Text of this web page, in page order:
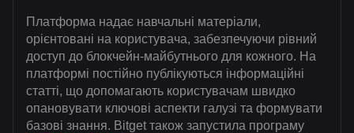
Платформа надає навчальні матеріали,
орієнтовані на користувача, забезпечуючи рівний
доступ до блокчейн-майбутнього для кожного. На
платформі постійно публікуються інформаційні
статті, що допомагають користувачам швидко
опановувати ключові аспекти галузі та формувати
базові знання. Bitget також запустила програму